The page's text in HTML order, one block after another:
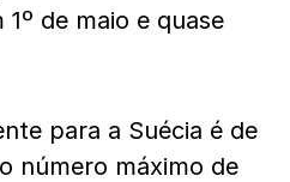
de maio e quase
para a Suécia é de
número máximo de